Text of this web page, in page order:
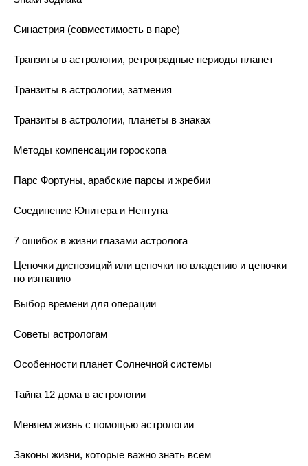
Синастрия (совместимость в паре)
Транзиты в астрологии, ретроградные периоды планет
Транзиты в астрологии, затмения
Транзиты в астрологии, планеты в знаках
Методы компенсации гороскопа
Парс Фортуны, арабские парсы и жребии
Соединение Юпитера и Нептуна
7 ошибок в жизни глазами астролога
Цепочки диспозиций или цепочки по владению и цепочки
по изгнанию
Выбор времени для операции
Советы астрологам
Особенности планет Солнечной системы
Тайна 12 дома в астрологии
Меняем жизнь с помощью астрологии
Законы жизни, которые важно знать всем